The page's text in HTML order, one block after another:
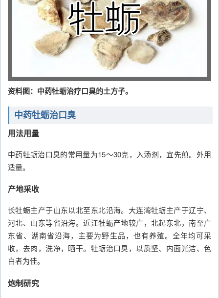
资料图：中药牡蛎治疗口臭的土方子。
中药牡蛎治口臭
用法用量
中药牡蛎治口臭的常用量为15～30克，入汤剂，宜先煎。外用
适量。
产地采收
长牡蛎主产于山东以北至东北沿海。大连湾牡蛎主产于辽宁、
河北、山东等省沿海。近江牡蛎产地较广，北起东北，南至广
东省、湖南省沿海，主要为野生品，也有养殖。全年均可采
收，去肉，洗净，晒干。牡蛎治口臭，以质坚、内面光洁、色
白者为佳。
炮制研究